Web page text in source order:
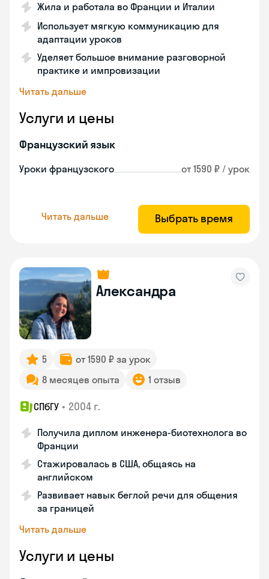
Жила и работала во Франции и Италии
Использует мягкую коммуникацию для
адаптации уроков
Уделяет большое внимание разговорной
практике и импровизации
Читать дальше
Услуги и цены
Французский язык
Уроки французского от 1590 ₽ / урок
Читать дальше Выбрать время
Александра
5
от 1590 ₽ за урок
8 месяцев опыта
1 отзыв
СПбГУ • 2004 г.
Получила диплом инженера-биотехнолога во
Франции
Стажировалась в США, общаясь на
английском
Развивает навык беглой речи для общения
за границей
Читать дальше
Услуги и цены